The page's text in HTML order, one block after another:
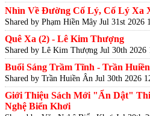
Nhìn Về Đường Cố Lý, Cố Lý Xa
Shared by Phạm Hiền Mây Jul 31st 2026
Quê Xa (2) - Lê Kim Thượng
Shared by Lê Kim Thượng Jul 30th 2026
Buổi Sáng Trầm Tĩnh - Trần
Shared by Trần Huiền Ân Jul 30th 2026
Giới Thiệu Sách Mới "Ẩn Dật"
Nghệ Biển Khơi